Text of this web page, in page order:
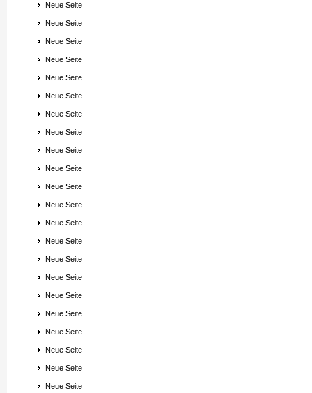
Neue Seite
Neue Seite
Neue Seite
Neue Seite
Neue Seite
Neue Seite
Neue Seite
Neue Seite
Neue Seite
Neue Seite
Neue Seite
Neue Seite
Neue Seite
Neue Seite
Neue Seite
Neue Seite
Neue Seite
Neue Seite
Neue Seite
Neue Seite
Neue Seite
Neue Seite